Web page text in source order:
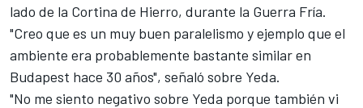
lado de la Cortina de Hierro, durante la Guerra Fría.
"Creo que es un muy buen paralelismo y ejemplo que el
ambiente era probablemente bastante similar en
Budapest hace 30 años", señaló sobre Yeda.
"No me siento negativo sobre Yeda porque también vi